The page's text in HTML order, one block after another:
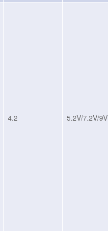
4.2 5.2V/7.2V/9V